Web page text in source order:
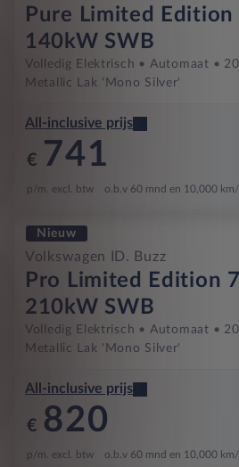
Pure Limited Edition
140kW SWB
Volledig Elektrisch Automaat
Metallic Lak 'Mono Silver'
All-inclusive prijs
€ 741
p/m. excl. btw o.b.v 60 mnd en 10,000
Nieuw
Volkswagen ID. Buzz
Pro Limited Edition
210kW SWB
Volledig Elektrisch Automaat
Metallic Lak 'Mono Silver'
All-inclusive prijs
€ 820
p/m. excl. btw o.b.v 60 mnd en 10,000